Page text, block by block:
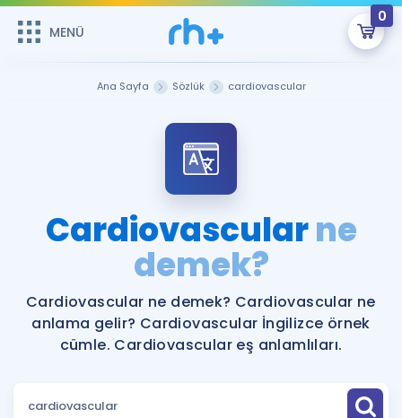
MENÜ
0
Şifremi Hatırlamıyorum
Sepetin Şu An Boş.
Remzi Hoca ile seni sınava hazırlayacak onlarca eğitim seni
bekliyor!
MENÜ
Katılımcı Görüşleri
Faydalı Araçlar
Ücretsiz Kaynaklar
İngilizce Gramer
Ana Sayfa Sözlük cardiovascular
Cardiovascularne
demek?
Cardiovascular ne demek? Cardiovascular ne
anlama gelir? Cardiovascular İngilizce örnek
cümle. Cardiovascular eş anlamlıları.